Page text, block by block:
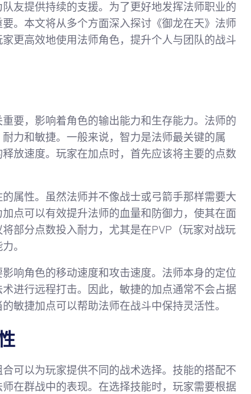
友提供持续的支援。为了更好地发挥法师职业的
。本文将从多个方面深入探讨《御龙在天》法师
更高效地使用法师角色，提升个人与团队的战斗
要，影响着角色的输出能力和生存能力。法师的
力和敏捷。一般来说，智力是法师最关键的属
放速度。玩家在加点时，首先应该将主要的点数
属性。虽然法师并不像战士或弓箭手那样需要大
点可以有效提升法师的血量和防御力，使其在面
部分点数投入耐力，尤其是在PVP（玩家对战玩
。
响角色的移动速度和攻击速度。法师本身的定位
进行远程打击。因此，敏捷的加点通常不会占据
敏捷加点可以帮助法师在战斗中保持灵活性。
可以为玩家提供不同的战术选择。技能的搭配不
在群战中的表现。在选择技能时，玩家需要根据